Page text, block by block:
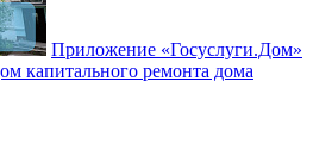
Приложение «Госуслуги.Дом»
капитального ремонта дома